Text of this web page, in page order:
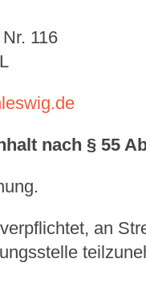
116
nach § 55
an